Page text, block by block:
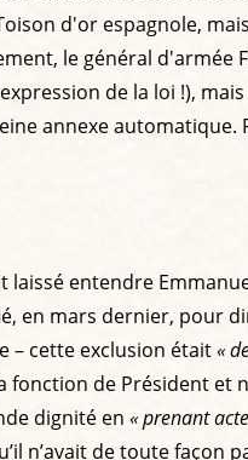
d'or espagnole,
le général d'armée
de la loi !),
annexe automatique.
laissé entendre
en mars dernier, pour
– cette exclusion était«
fonction de Président
dignité en « prenant
n’avait de toute façon